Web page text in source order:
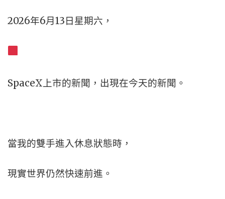
2026年6月13日星期六，
SpaceX上市的新聞， 出現在今天的新聞。
當我的雙手進入休息狀態時，
現實世界仍然快速前進。